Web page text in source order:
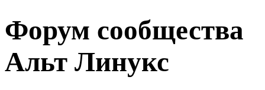
Форум сообщества
Альт Линукс